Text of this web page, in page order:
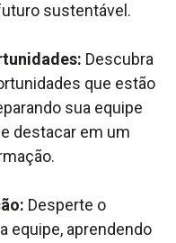
sustentável.
Descubra
que estão
sua equipe
destacar em um
Desperte o
equipe, aprendendo